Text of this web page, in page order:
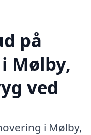
på
Mølby,
ved
i Mølby,